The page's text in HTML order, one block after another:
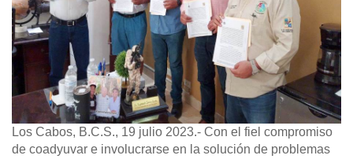
Los Cabos, B.C.S., 19 julio 2023.- Con el fiel compromiso
de coadyuvar e involucrarse en la solución de problemas